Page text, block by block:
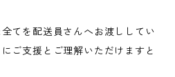
てを配送員さんへお渡ししてい
ご支援とご理解いただけますと